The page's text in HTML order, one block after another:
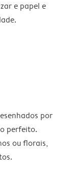
e papel e
por
perfeito.
ou florais,